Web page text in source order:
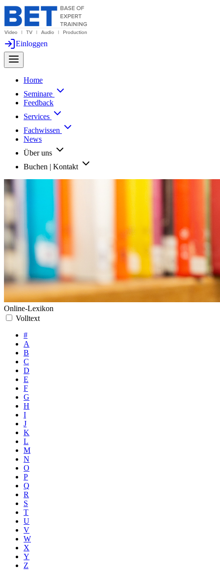
Einloggen
Home
Seminare
Feedback
Services
Fachwissen
News
Über uns
Buchen | Kontakt
Online-Lexikon
Volltext
#
A
B
C
D
E
F
G
H
I
J
K
L
M
N
O
P
Q
R
S
T
U
V
W
X
Y
Z